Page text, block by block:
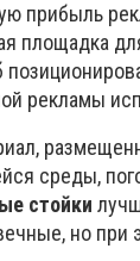
прибыль
площадка
рекламы
среды,
стойки
но